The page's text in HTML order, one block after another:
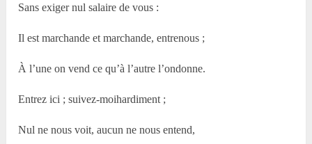
Sans exiger nul salaire de vous :
Il est marchande et marchande, entrenous ;
À l’une on vend ce qu’à l’autre l’ondonne.
Entrez ici ; suivez-moihardiment ;
Nul ne nous voit, aucun ne nous entend,